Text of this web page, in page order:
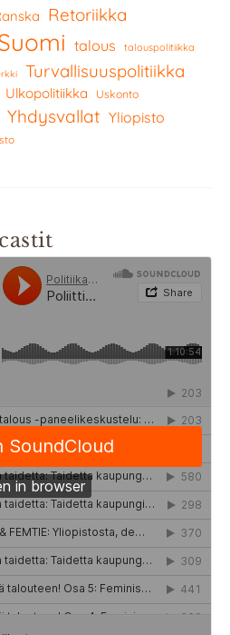
Retoriikka
talous talouspolitiikka
Turvallisuuspolitiikka
Ulkopolitiikka Uskonto
Yhdysvallat Yliopisto